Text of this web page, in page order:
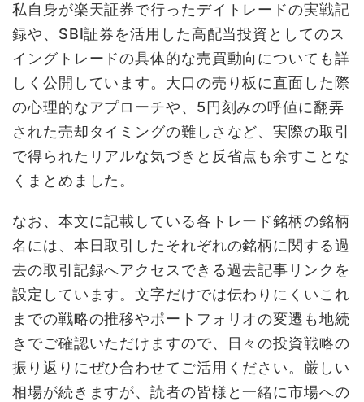
私自身が楽天証券で行ったデイトレードの実戦記
録や、SBI証券を活用した高配当投資としてのス
イングトレードの具体的な売買動向についても詳
しく公開しています。大口の売り板に直面した際
の心理的なアプローチや、5円刻みの呼値に翻弄
された売却タイミングの難しさなど、実際の取引
で得られたリアルな気づきと反省点も余すことな
くまとめました。
なお、本文に記載している各トレード銘柄の銘柄
名には、本日取引したそれぞれの銘柄に関する過
去の取引記録へアクセスできる過去記事リンクを
設定しています。文字だけでは伝わりにくいこれ
までの戦略の推移やポートフォリオの変遷も地続
きでご確認いただけますので、日々の投資戦略の
振り返りにぜひ合わせてご活用ください。厳しい
相場が続きますが、読者の皆様と一緒に市場への